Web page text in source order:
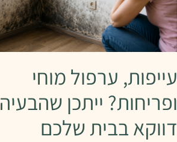
עייפות, ערפול מוחי
ופריחות? ייתכן שהבעיה
דווקא בבית שלכם